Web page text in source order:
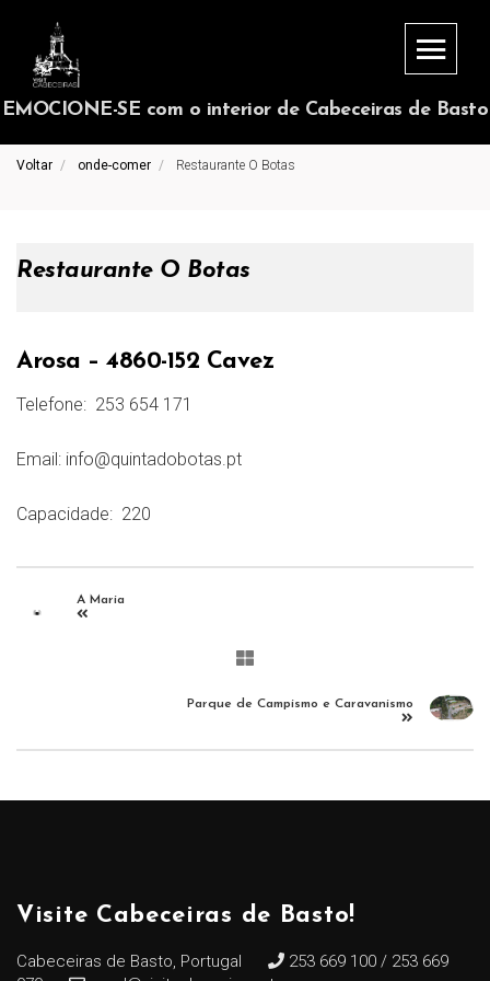
EMOCIONE-SE com o interior de Cabeceiras de Basto
Voltar onde-comer Restaurante O Botas
Restaurante O Botas
Arosa – 4860-152 Cavez
Telefone: 253 654 171
Email: info@quintadobotas.pt
Capacidade: 220
A Maria
Parque de Campismo e Caravanismo
Visite Cabeceiras de Basto!
Cabeceiras de Basto, Portugal
253 669 100 / 253 669